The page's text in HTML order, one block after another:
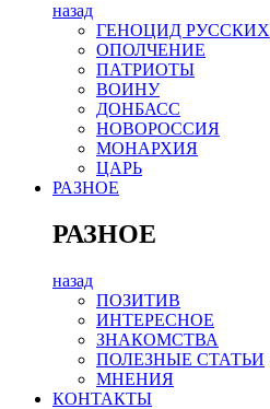
назад
ГЕНОЦИД РУССКИХ
ОПОЛЧЕНИЕ
ПАТРИОТЫ
ВОИНУ
ДОНБАСС
НОВОРОССИЯ
МОНАРХИЯ
ЦАРЬ
РАЗНОЕ
РАЗНОЕ
назад
ПОЗИТИВ
ИНТЕРЕСНОЕ
ЗНАКОМСТВА
ПОЛЕЗНЫЕ СТАТЬИ
МНЕНИЯ
КОНТАКТЫ